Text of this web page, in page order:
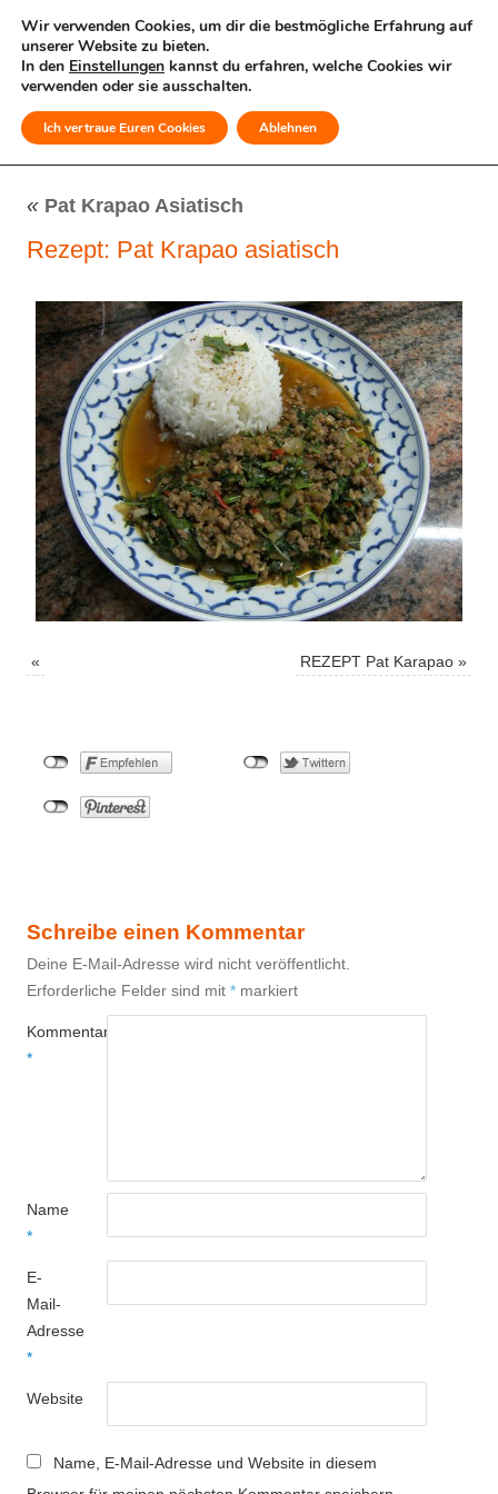
MENÜ
« Pat Krapao Asiatisch
Rezept: Pat Krapao asiatisch
« REZEPT Pat Karapao »
Schreibe einen Kommentar
Deine E-Mail-Adresse wird nicht veröffentlicht.
Erforderliche Felder sind mit * markiert
Kommentar
*
Name
*
E-
Mail-
Adresse
*
Website
Name, E-Mail-Adresse und Website in diesem
Wir verwenden Cookies, um dir die bestmögliche Erfahrung auf
unserer Website zu bieten.
In den Einstellungen kannst du erfahren, welche Cookies wir
verwenden oder sie ausschalten.
Ich vertraue Euren Cookies Ablehnen